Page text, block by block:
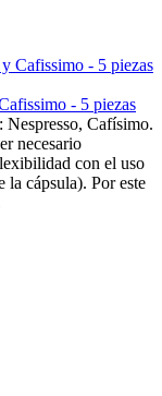
- 5 piezas
Cafísimo.
necesario
con el uso
la cápsula). Por este